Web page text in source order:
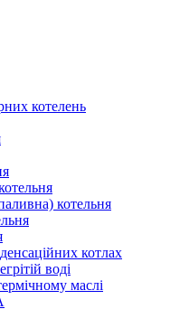
котелень
котельня
котлах
воді
маслі